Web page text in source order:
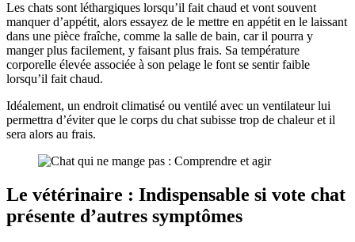
Les chats sont léthargiques lorsqu’il fait chaud et vont souvent
manquer d’appétit, alors essayez de le mettre en appétit en le laissant
dans une pièce fraîche, comme la salle de bain, car il pourra y
manger plus facilement, y faisant plus frais. Sa température
corporelle élevée associée à son pelage le font se sentir faible
lorsqu’il fait chaud.
Idéalement, un endroit climatisé ou ventilé avec un ventilateur lui
permettra d’éviter que le corps du chat subisse trop de chaleur et il
sera alors au frais.
Le vétérinaire : Indispensable si vote chat
présente d’autres symptômes